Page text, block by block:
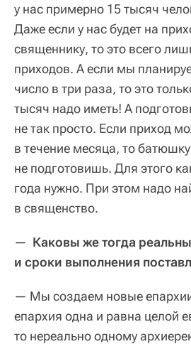
у нас примерно 15 тысяч
Даже если у нас будет на
священнику, то это всего
приходов. А если мы
число в три раза, то это
тысяч надо иметь! А
не так просто. Если приход
в течение месяца, то
не подготовишь. Для этого
года нужно. При этом надо
в священство.
— Каковы же тогда
и сроки выполнения
— Мы создаем новые
епархия одна и равна целой
то нереально одному